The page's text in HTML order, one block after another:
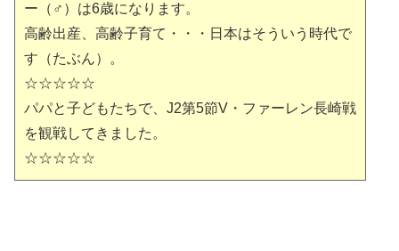
ー（♂）は6歳になります。
高齢出産、高齢子育て・・・日本はそういう時代で
す（たぶん）。
☆☆☆☆☆
パパと子どもたちで、J2第5節V・ファーレン長崎戦
を観戦してきました。
☆☆☆☆☆